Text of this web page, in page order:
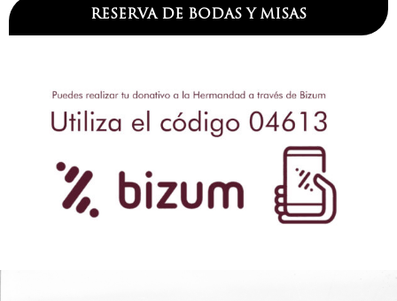
RESERVA DE BODAS Y MISAS